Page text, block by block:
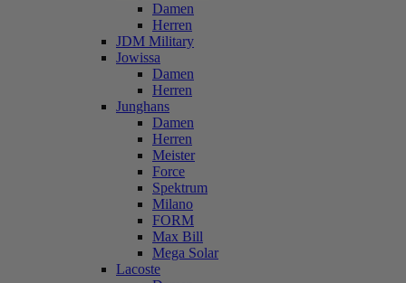
Damen
Herren
JDM Military
Jowissa
Damen
Herren
Junghans
Damen
Herren
Meister
Force
Spektrum
Milano
FORM
Max Bill
Mega Solar
Lacoste